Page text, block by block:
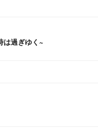
は過ぎゆく~